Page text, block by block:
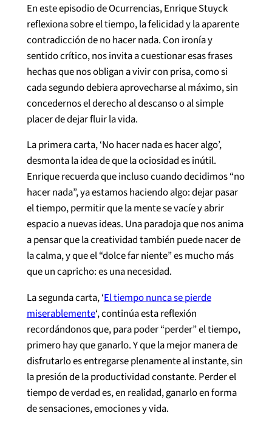
En este episodio de Ocurrencias, Enrique Stuyck
reflexiona sobre el tiempo, la felicidad y la aparente
contradicción de no hacer nada. Con ironía y
sentido crítico, nos invita a cuestionar esas frases
hechas que nos obligan a vivir con prisa, como si
cada segundo debiera aprovecharse al máximo, sin
concedernos el derecho al descanso o al simple
placer de dejar fluir la vida.
La primera carta, ‘No hacer nada es hacer algo’,
desmonta la idea de que la ociosidad es inútil.
Enrique recuerda que incluso cuando decidimos “no
hacer nada”, ya estamos haciendo algo: dejar pasar
el tiempo, permitir que la mente se vacíe y abrir
espacio a nuevas ideas. Una paradoja que nos anima
a pensar que la creatividad también puede nacer de
la calma, y que el “dolce far niente” es mucho más
que un capricho: es una necesidad.
La segunda carta, ‘El tiempo nunca se pierde
miserablemente‘, continúa esta reflexión
recordándonos que, para poder “perder” el tiempo,
primero hay que ganarlo. Y que la mejor manera de
disfrutarlo es entregarse plenamente al instante, sin
la presión de la productividad constante. Perder el
tiempo de verdad es, en realidad, ganarlo en forma
de sensaciones, emociones y vida.